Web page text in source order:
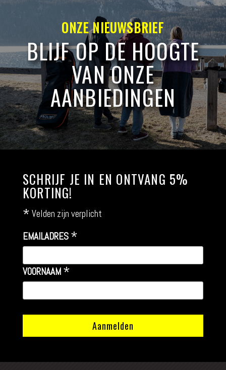
ONZE NIEUWSBRIEF
BLIJF OP DE HOOGTE
VAN ONZE
AANBIEDINGEN
SCHRIJF JE IN EN ONTVANG 5%
KORTING!
* Velden zijn verplicht
EMAILADRES *
VOORNAAM *